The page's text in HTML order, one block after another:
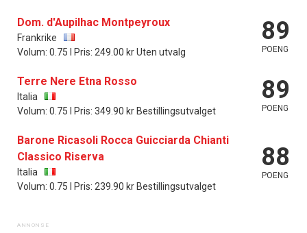
Dom. d'Aupilhac Montpeyroux
Frankrike
Volum: 0.75 l Pris: 249.00 kr Uten utvalg
89
POENG
Terre Nere Etna Rosso
Italia
Volum: 0.75 l Pris: 349.90 kr Bestillingsutvalget
89
POENG
Barone Ricasoli Rocca Guicciarda Chianti
Classico Riserva
Italia
Volum: 0.75 l Pris: 239.90 kr Bestillingsutvalget
88
POENG